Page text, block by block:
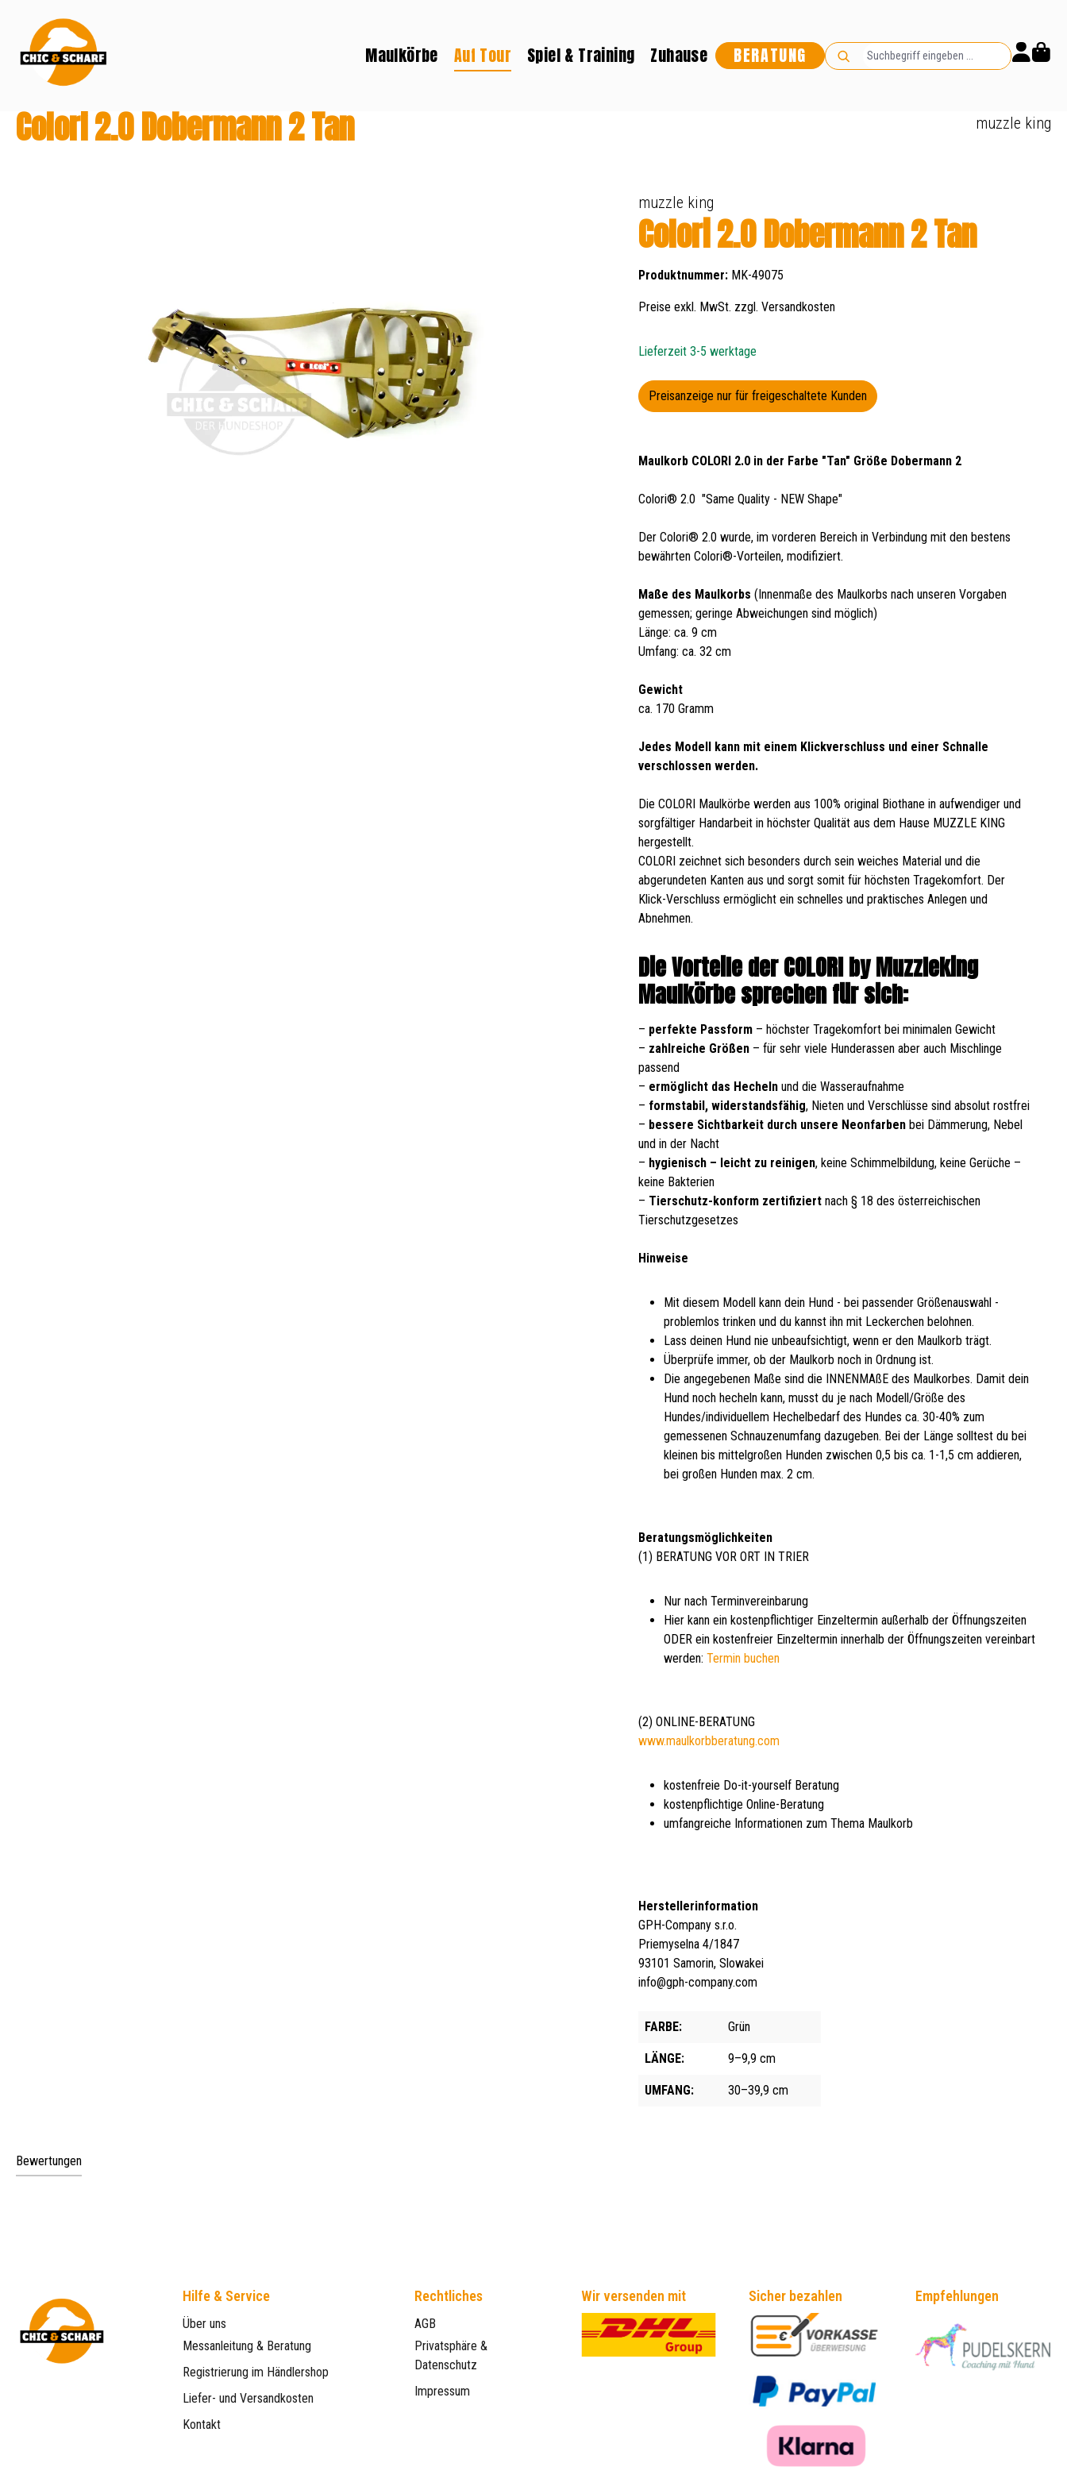
Zur Hauptnavigation springen
Maulkörbe Auf Tour Spiel & Training Zuhause BERATUNG
Colori 2.0 Dobermann 2 Tan muzzle king
muzzle king
Colori 2.0 Dobermann 2 Tan
Produktnummer: MK-49075
Preise exkl. MwSt. zzgl. Versandkosten
Lieferzeit 3-5 werktage
Preisanzeige nur für freigeschaltete Kunden
Maulkorb COLORI 2.0 in der Farbe "Tan" Größe Dobermann 2
Colori® 2.0 "Same Quality - NEW Shape"
Der Colori® 2.0 wurde, im vorderen Bereich in Verbindung mit den bestens
bewährten Colori®-Vorteilen, modifiziert.
Maße des Maulkorbs (Innenmaße des Maulkorbs nach unseren Vorgaben
gemessen; geringe Abweichungen sind möglich)
Länge: ca. 9 cm
Umfang: ca. 32 cm
Gewicht
ca. 170 Gramm
Jedes Modell kann mit einem Klickverschluss und einer Schnalle
verschlossen werden.
Die COLORI Maulkörbe werden aus 100% original Biothane in aufwendiger und
sorgfältiger Handarbeit in höchster Qualität aus dem Hause MUZZLE KING
hergestellt.
COLORI zeichnet sich besonders durch sein weiches Material und die
abgerundeten Kanten aus und sorgt somit für höchsten Tragekomfort. Der
Klick-Verschluss ermöglicht ein schnelles und praktisches Anlegen und
Abnehmen.
Die Vorteile der COLORI by Muzzleking
Maulkörbe sprechen für sich:
– perfekte Passform – höchster Tragekomfort bei minimalen Gewicht
– zahlreiche Größen – für sehr viele Hunderassen aber auch Mischlinge
passend
– ermöglicht das Hecheln und die Wasseraufnahme
– formstabil, widerstandsfähig, Nieten und Verschlüsse sind absolut rostfrei
– bessere Sichtbarkeit durch unsere Neonfarben bei Dämmerung, Nebel
und in der Nacht
– hygienisch – leicht zu reinigen, keine Schimmelbildung, keine Gerüche –
keine Bakterien
– Tierschutz-konform zertifiziert nach § 18 des österreichischen
Tierschutzgesetzes
Hinweise
Mit diesem Modell kann dein Hund - bei passender Größenauswahl -
problemlos trinken und du kannst ihn mit Leckerchen belohnen.
Lass deinen Hund nie unbeaufsichtigt, wenn er den Maulkorb trägt.
Überprüfe immer, ob der Maulkorb noch in Ordnung ist.
Die angegebenen Maße sind die INNENMAßE des Maulkorbes. Damit dein
Hund noch hecheln kann, musst du je nach Modell/Größe des
Hundes/individuellem Hechelbedarf des Hundes ca. 30-40% zum
gemessenen Schnauzenumfang dazugeben. Bei der Länge solltest du bei
kleinen bis mittelgroßen Hunden zwischen 0,5 bis ca. 1-1,5 cm addieren,
bei großen Hunden max. 2 cm.
Beratungsmöglichkeiten
(1) BERATUNG VOR ORT IN TRIER
Nur nach Terminvereinbarung
Hier kann ein kostenpflichtiger Einzeltermin außerhalb der Öffnungszeiten
ODER ein kostenfreier Einzeltermin innerhalb der Öffnungszeiten vereinbart
werden: Termin buchen
(2) ONLINE-BERATUNG
www.maulkorbberatung.com
kostenfreie Do-it-yourself Beratung
kostenpflichtige Online-Beratung
umfangreiche Informationen zum Thema Maulkorb
Herstellerinformation
GPH-Company s.r.o.
Priemyselna 4/1847
93101 Samorin, Slowakei
info@gph-company.com
FARBE: Grün
LÄNGE: 9–9,9 cm
UMFANG: 30–39,9 cm
Bewertungen
Hilfe & Service
Über uns
Messanleitung & Beratung
Registrierung im Händlershop
Liefer- und Versandkosten
Kontakt
Rechtliches
AGB
Privatsphäre &
Datenschutz
Impressum
Wir versenden mit Sicher bezahlen Empfehlungen